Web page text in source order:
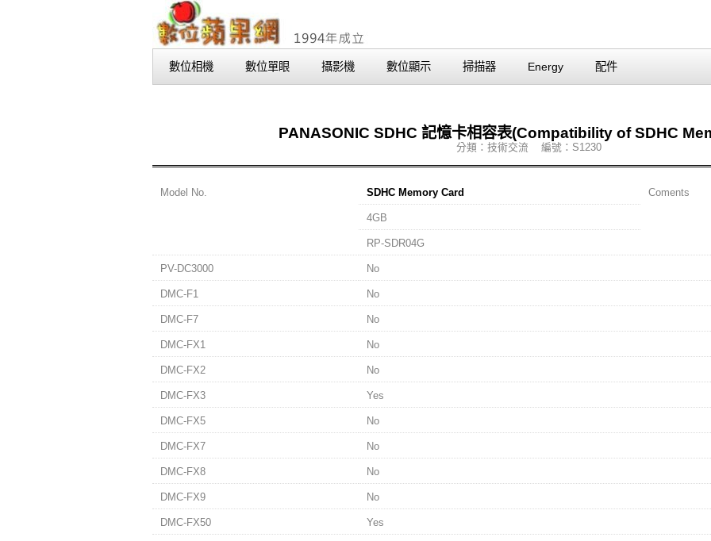
數位相機 數位單眼 攝影機 數位顯示 掃描器 Energy 配件
PANASONIC SDHC 記憶卡相容表(Compatibility of SDHC
分類：技術交流 編號：S1230
Model No. SDHC Memory Card Coments
4GB
RP-SDR04G
PV-DC3000 No
DMC-F1 No
DMC-F7 No
DMC-FX1 No
DMC-FX2 No
DMC-FX3 Yes
DMC-FX5 No
DMC-FX7 No
DMC-FX8 No
DMC-FX9 No
DMC-FX50 Yes